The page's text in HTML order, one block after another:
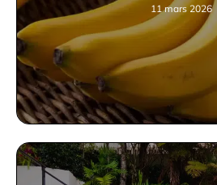
11 mars 2026